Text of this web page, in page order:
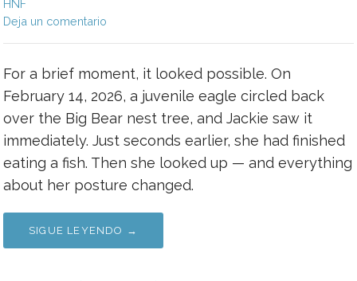
HNF
Deja un comentario
For a brief moment, it looked possible. On
February 14, 2026, a juvenile eagle circled back
over the Big Bear nest tree, and Jackie saw it
immediately. Just seconds earlier, she had finished
eating a fish. Then she looked up — and everything
about her posture changed.
SIGUE LEYENDO →